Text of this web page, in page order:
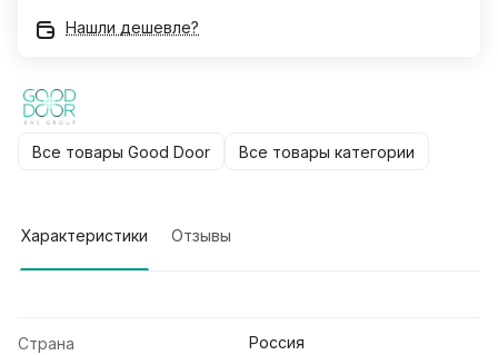
Нашли дешевле?
Все товары Good Door Все товары категории
Характеристики Отзывы
Страна Россия